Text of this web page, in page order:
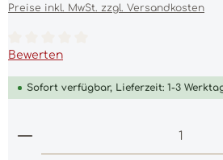
Preise inkl. MwSt. zzgl. Versandkosten
Durchschnittliche Bewertung von 0
Bewerten
Sofort verfügbar, Lieferzeit: 1-3
Produkt Anzahl: Gib den